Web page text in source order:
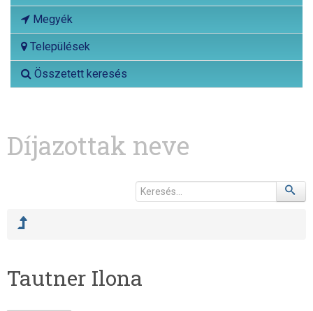
Megyék
Települések
Összetett keresés
Díjazottak neve
Tautner Ilona